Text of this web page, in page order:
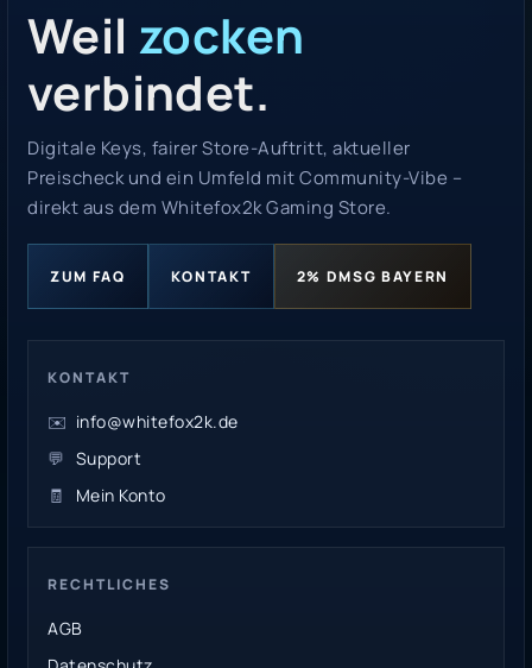
Weil zocken
verbindet.
Digitale Keys, fairer Store-Auftritt, aktueller
Preischeck und ein Umfeld mit Community-Vibe –
direkt aus dem Whitefox2k Gaming Store.
ZUM FAQ KONTAKT 2% DMSG BAYERN
KONTAKT
✉️ info@whitefox2k.de
💬 Support
🧾
Mein Konto
RECHTLICHES
AGB